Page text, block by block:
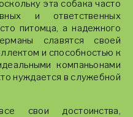
эта собака часто
и ответственных
питомца, а надежного
славятся своей
и способностью к
компаньонами
нуждается в служебной
свои достоинства,